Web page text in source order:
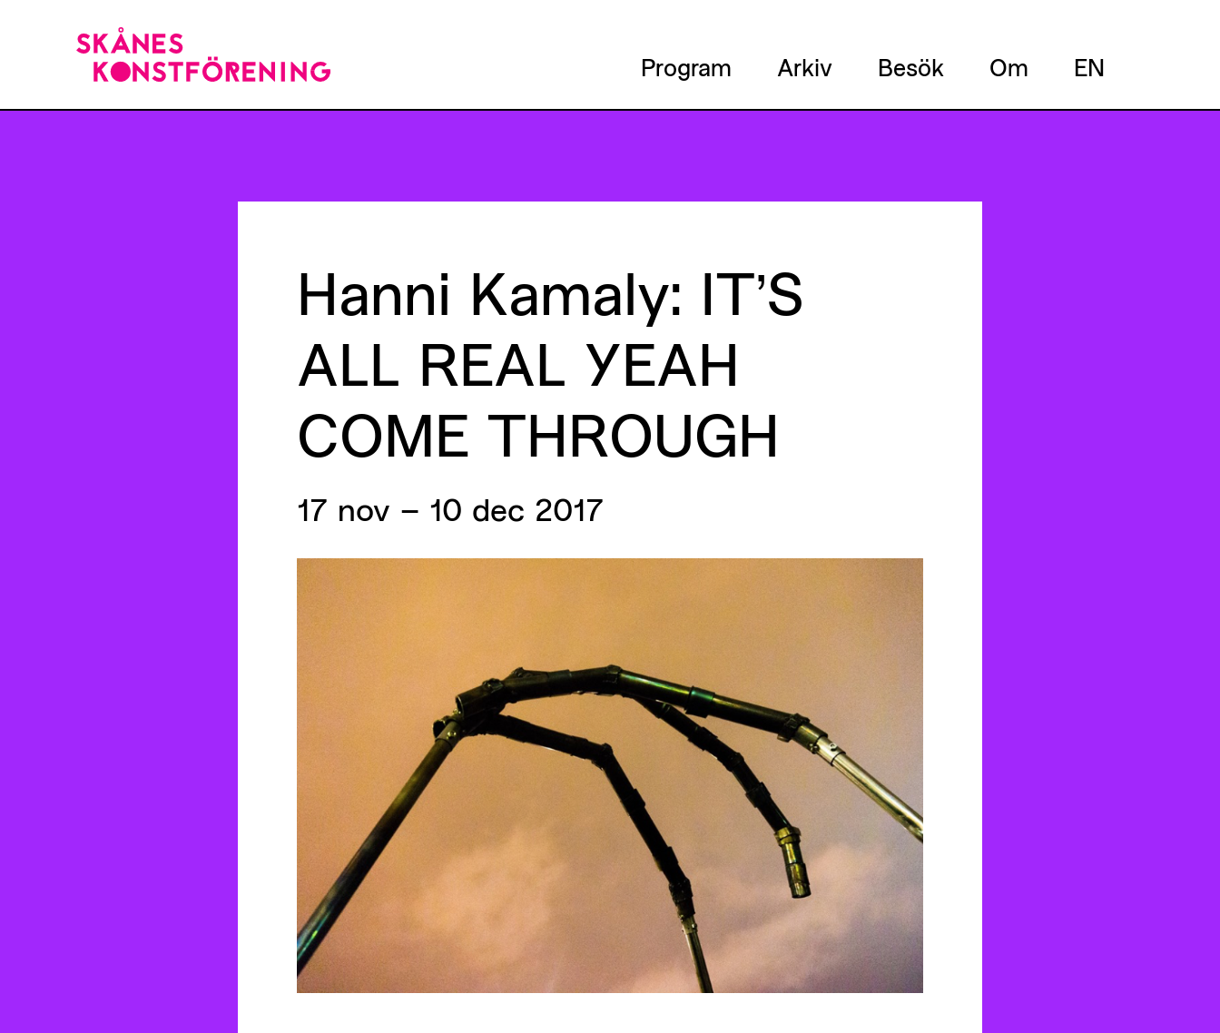
Program Arkiv Besök Om EN
Hanni Kamaly: IT’S
ALL REAL YEAH
COME THROUGH
17 nov – 10 dec 2017